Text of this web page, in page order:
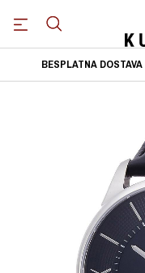
BESPLATNA DOSTAVA